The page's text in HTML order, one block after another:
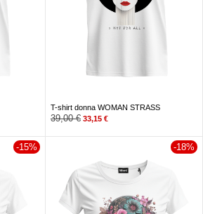
T-shirt donna WOMAN STRASS
39,00€ 33,15 €
-15% -18%